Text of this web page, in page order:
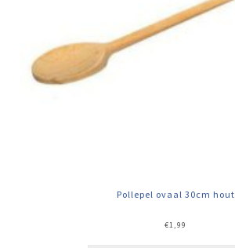
Pollepel ovaal 30cm hout
€1,99